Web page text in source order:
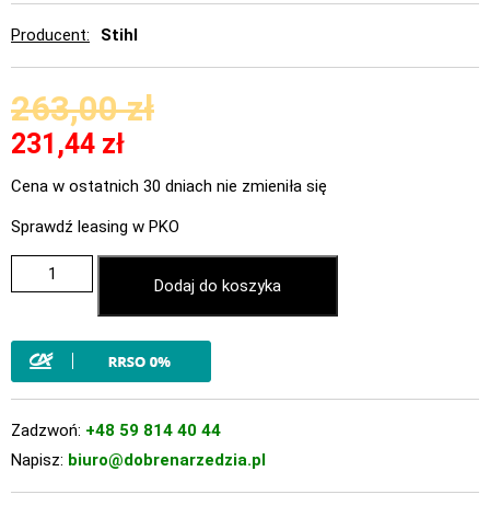
Producent Stihl
263,00zł
231,44 zł
Cena w ostatnich 30 dniach nie zmieniła się
Sprawdź leasing w PKO
Dodaj do koszyka
Zadzwoń: +48 59 814 40 44
Napisz: biuro@dobrenarzedzia.pl